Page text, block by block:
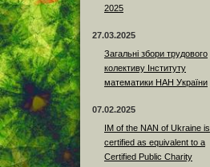
2025
27.03.2025
Загальні збори трудового
колективу Інституту
математики НАН України
07.02.2025
IM of the NAN of Ukraine is
certified as equivalent to a
Certified Public Charity